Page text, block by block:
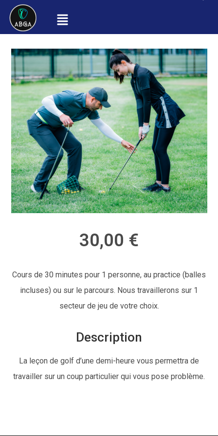
30,00 €
Cours de 30 minutes pour 1 personne, au practice (balles
incluses) ou sur le parcours. Nous travaillerons sur 1
secteur de jeu de votre choix.
Description
La leçon de golf d’une demi-heure vous permettra de
travailler sur un coup particulier qui vous pose problème.